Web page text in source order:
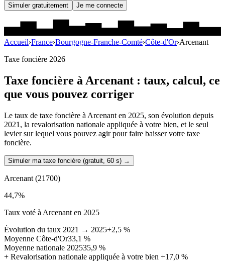
Simuler gratuitement Je me connecte
Accueil›France›Bourgogne-Franche-Comté›Côte-d'Or›Arcenant
Taxe foncière 2026
Taxe foncière àArcenant : taux, calcul, ce
que vous pouvez corriger
Le taux de taxe foncière à Arcenant en 2025, son évolution depuis
2021, la revalorisation nationale appliquée à votre bien, et le seul
levier sur lequel vous pouvez agir pour faire baisser votre taxe
foncière.
Simuler ma taxe foncière (gratuit, 60 s) →
Arcenant (21700)
44,7%
Taux voté à Arcenant en 2025
Évolution du taux 2021 → 2025+2,5 %
Moyenne Côte-d'Or33,1 %
Moyenne nationale 202535,9 %
+ Revalorisation nationale appliquée à votre bien +17,0 %